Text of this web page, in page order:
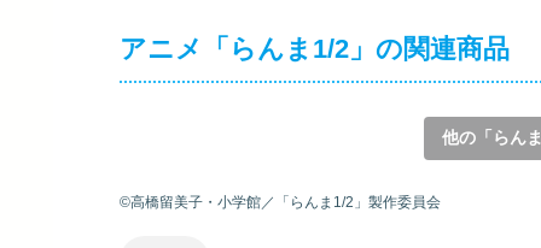
アニメ「らんま1/2」の関連商品
他の「らん
©高橋留美子・小学館／「らんま1/2」製作委員会